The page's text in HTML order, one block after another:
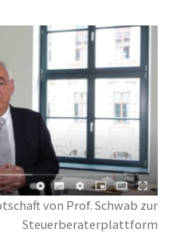
von Prof. Schwab zur
Steuerberaterplattform